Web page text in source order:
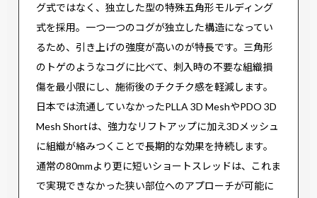
グ式ではなく、独立した型の特殊五角形モルディング
式を採用。一つ一つのコグが独立した構造になってい
るため、引き上げの強度が高いのが特長です。三角形
のトゲのようなコグに比べて、刺入時の不要な組織損
傷を最小限にし、施術後のチクチク感を軽減します。
日本では流通していなかったPLLA 3D MeshやPDO 3D
Mesh Shortは、強力なリフトアップに加え3Dメッシュ
に組織が絡みつくことで長期的な効果を持続します。
通常の80mmより更に短いショートスレッドは、これま
で実現できなかった狭い部位へのアプローチが可能に